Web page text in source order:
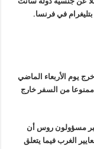
في فرنسا.
يوم الأربعاء الماضي
أنه لا يزال ممنوعا من السفر خارج
مسؤولون روس أن
الغرب فيما يتعلق